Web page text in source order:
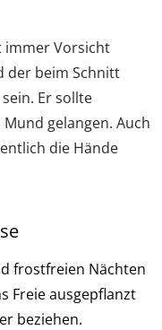
immer Vorsicht
der beim Schnitt
Er sollte
gelangen. Auch
die Hände
frostfreien Nächten
Freie ausgepflanzt
beziehen.